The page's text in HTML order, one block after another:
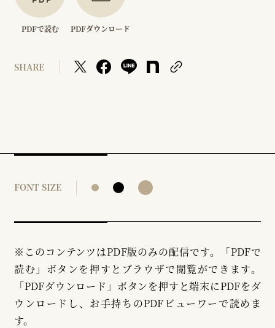
PDFで読む PDFダウンロード
SHARE
FONT SIZE
※このコンテンツはPDF版のみの配信です。「PDFで
読む」ボタンを押すとブラウザで閲覧ができます。
「PDFダウンロード」ボタンを押すと端末にPDFをダ
ウンロードし、お手持ちのPDFビューワーで読めま
す。